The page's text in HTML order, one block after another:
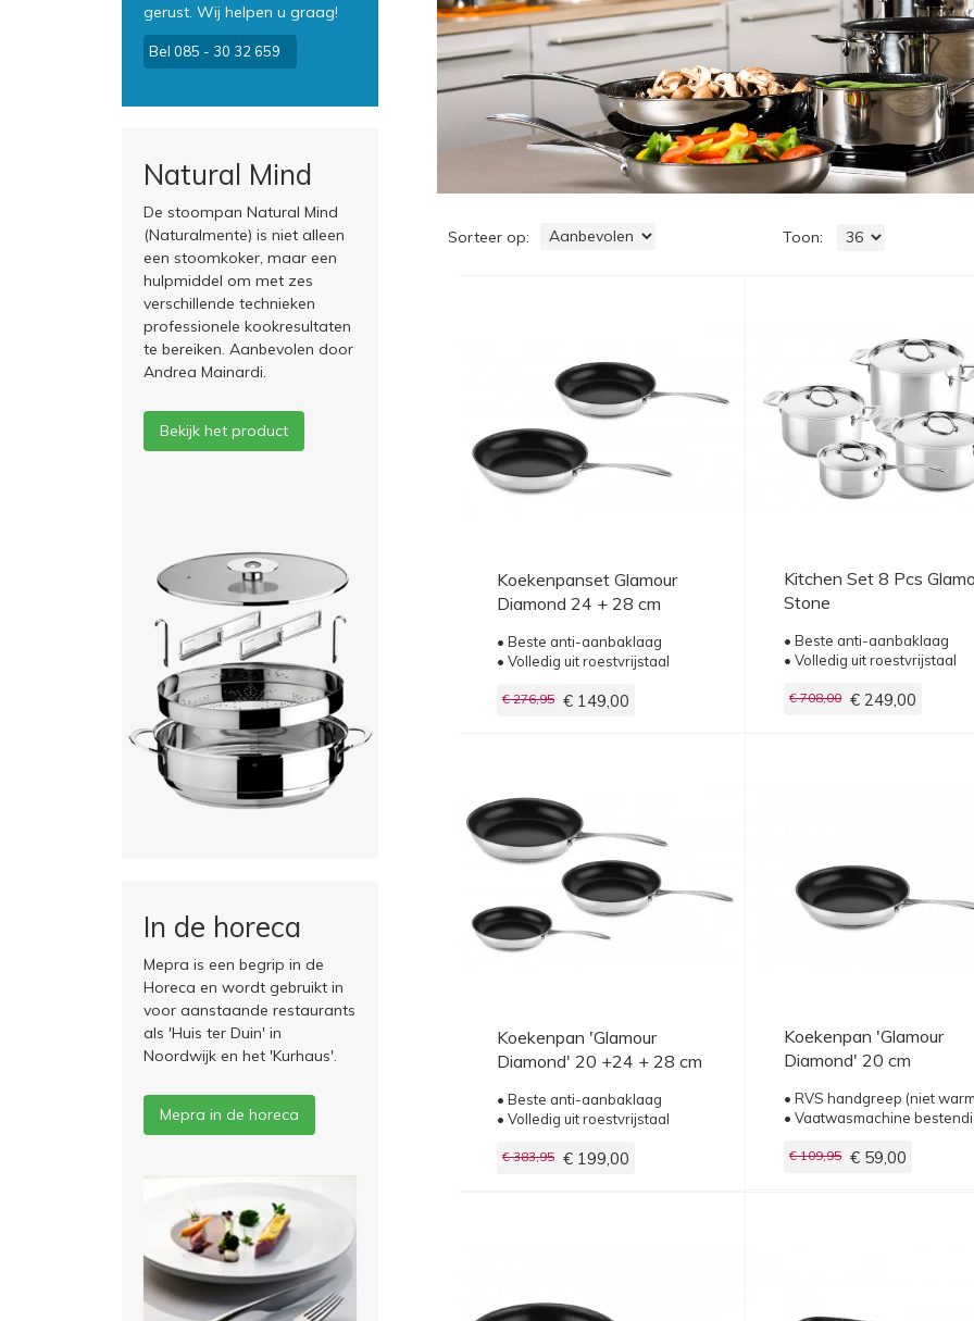
Sorteer op Toon
Koekenpanset Glamour
Diamond 24 + 28 cm
• Beste anti-aanbaklaag
• Volledig uit roestvrijstaal
€ 276,95 € 149,00
Kitchen Set 8 Pcs
Stone
• Beste anti-aanbaklaag
• Volledig uit roestvrijstaal
€ 708,00 € 249,00
Koekenpan 'Glamour
Diamond' 20 +24 + 28 cm
• Beste anti-aanbaklaag
• Volledig uit roestvrijstaal
€ 383,95 € 199,00
Koekenpan 'Glamour
Diamond' 20 cm
• RVS handgreep (niet
• Vaatwasmachine
€ 109,95 € 59,00
gerust. Wij helpen u graag!
Bel 085 - 30 32 659
Natural Mind
De stoompan Natural Mind
(Naturalmente) is niet alleen
een stoomkoker, maar een
hulpmiddel om met zes
verschillende technieken
professionele kookresultaten
te bereiken. Aanbevolen door
Andrea Mainardi.
Bekijk het product
In de horeca
Mepra is een begrip in de
Horeca en wordt gebruikt in
voor aanstaande restaurants
als 'Huis ter Duin' in
Noordwijk en het 'Kurhaus'.
Mepra in de horeca